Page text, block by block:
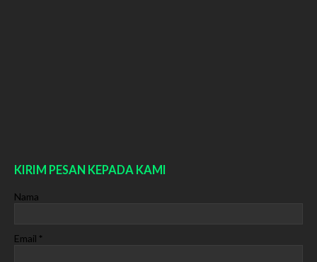
KIRIM PESAN KEPADA KAMI
Nama
Email *